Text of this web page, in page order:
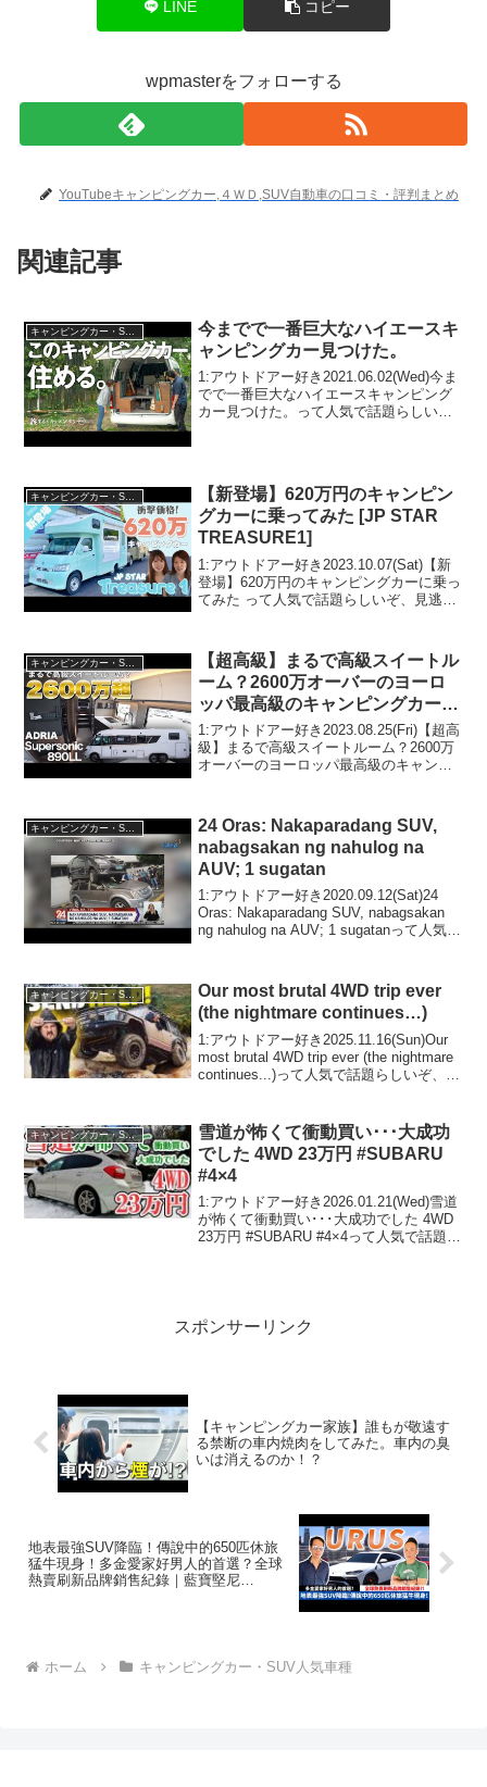
LINE コピー
wpmasterをフォローする
YouTubeキャンピングカー,４ＷＤ,SUV自動車の口コミ・評判まとめ
関連記事
今までで一番巨大なハイエースキ
ャンピングカー見つけた。
1:アウトドアー好き2021.06.02(Wed)今ま
でで一番巨大なハイエースキャンピング
カー見つけた。って人気で話題らしい
キャンピングカー・SUV人気車種
【新登場】620万円のキャンピン
グカーに乗ってみた [JP STAR
TREASURE1]
1:アウトドアー好き2023.10.07(Sat)【新
登場】620万円のキャンピングカーに乗っ
てみた って人気で話題らしいぞ、見逃さ
アウトドアー好き2023...
【超高級】まるで高級スイートル
ーム？2600万オーバーのヨーロ
ッパ最高級のキャンピングカーを
レビュー！【ADRIA Supersonic
890LL】
1:アウトドアー好き2023.08.25(Fri)【超高
級】まるで高級スイートルーム？2600万
オーバーのヨーロッパ最高級のキャンピ
いぞ、見逃さないで！！...
キャンピングカー・SUV人気車種
24 Oras: Nakaparadang SUV,
nabagsakan ng nahulog na
AUV; 1 sugatan
1:アウトドアー好き2020.09.12(Sat)24
Oras: Nakaparadang SUV, nabagsakan
ng nahulog na AUV; 1 sugatanって人気で
キャンピングカー・SUV人気車種
Our most brutal 4WD trip ever
(the nightmare continues…)
1:アウトドアー好き2025.11.16(Sun)Our
most brutal 4WD trip ever (the nightmare
continues...)って人気で話題らしいぞ、見
キャンピングカー・SUV人気車種
雪道が怖くて衝動買い･･･大成功
でした 4WD 23万円 #SUBARU
#4×4
1:アウトドアー好き2026.01.21(Wed)雪道
が怖くて衝動買い･･･大成功でした 4WD
23万円 #SUBARU #4×4って人気で話題ら
スポンサーリンク
【キャンピングカー家族】誰もが敬遠す
る禁断の車内焼肉をしてみた。車内の臭
いは消えるのか！？
地表最強SUV降臨！傳說中的650匹休旅
猛牛現身！多金愛家好男人的首選？全球
熱賣刷新品牌銷售紀錄｜藍寶堅尼
ホーム キャンピングカー・SUV人気車種